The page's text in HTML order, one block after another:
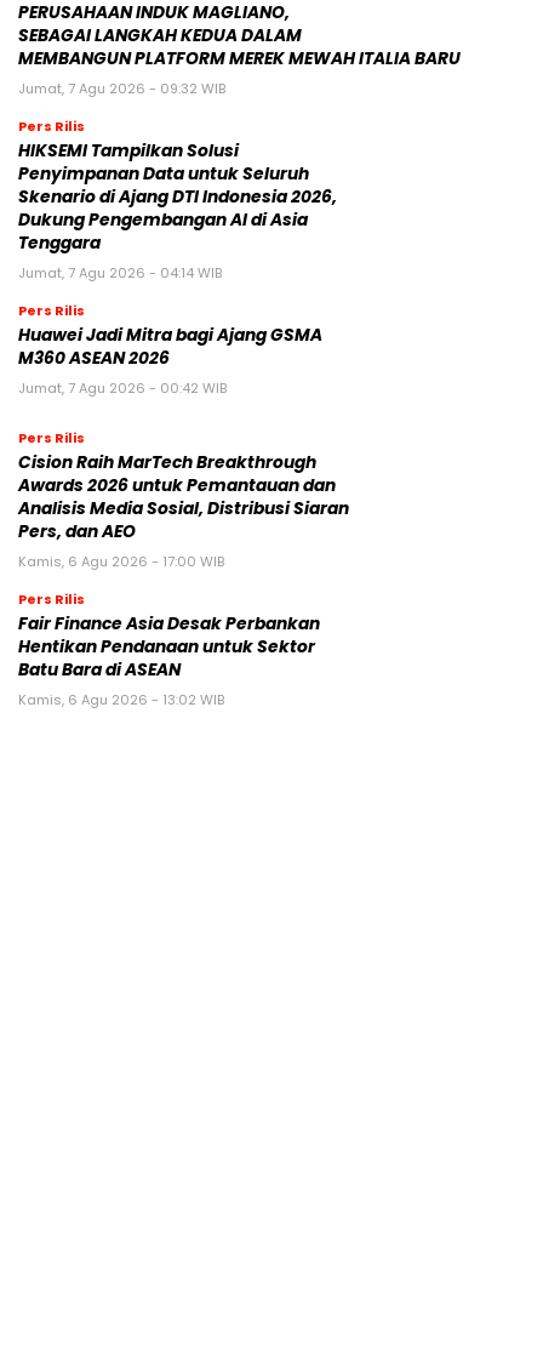
PERUSAHAAN INDUK MAGLIANO,
SEBAGAI LANGKAH KEDUA DALAM
MEMBANGUN PLATFORM MEREK MEWAH ITALIA BARU
Jumat, 7 Agu 2026 - 09:32 WIB
Pers Rilis
HIKSEMI Tampilkan Solusi
Penyimpanan Data untuk Seluruh
Skenario di Ajang DTI Indonesia 2026,
Dukung Pengembangan AI di Asia
Tenggara
Jumat, 7 Agu 2026 - 04:14 WIB
Pers Rilis
Huawei Jadi Mitra bagi Ajang GSMA
M360 ASEAN 2026
Jumat, 7 Agu 2026 - 00:42 WIB
Pers Rilis
Cision Raih MarTech Breakthrough
Awards 2026 untuk Pemantauan dan
Analisis Media Sosial, Distribusi Siaran
Pers, dan AEO
Kamis, 6 Agu 2026 - 17:00 WIB
Pers Rilis
Fair Finance Asia Desak Perbankan
Hentikan Pendanaan untuk Sektor
Batu Bara di ASEAN
Kamis, 6 Agu 2026 - 13:02 WIB